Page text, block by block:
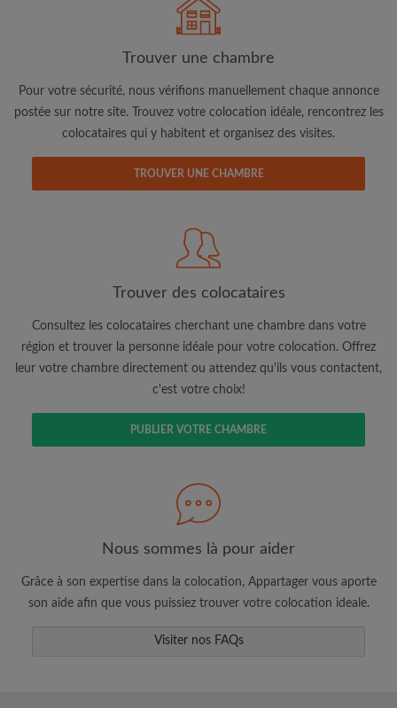
Adresse email
J'ai lu, compris et accepte les Conditions d'utilisation
CRÉER PROFIL
jour du compte par e-mail
Consultez les chambres et les profils des
Sauvegardez vos recherches
annonce correspondant à vos critères
Faites vos demandes de visites
Faites part aux propriétaires et aux
Trouver une chambre
Pour votre sécurité, nous vérifions manuellement chaque annonce
postée sur notre site. Trouvez votre colocation idéale, rencontrez les
colocataires qui y habitent et organisez des visites.
TROUVER UNE CHAMBRE
Trouver des colocataires
Consultez les colocataires cherchant une chambre dans votre
région et trouver la personne idéale pour votre colocation. Offrez
leur votre chambre directement ou attendez qu'ils vous contactent,
c'est votre choix!
PUBLIER VOTRE CHAMBRE
Nous sommes là pour aider
Grâce à son expertise dans la colocation, Appartager vous aporte
son aide afin que vous puissiez trouver votre colocation ideale.
Visiter nos FAQs